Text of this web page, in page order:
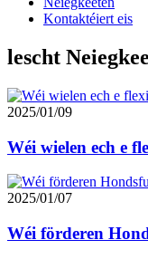
Kontaktéiert eis
lescht
2025/01/09
Wéi wielen ech e
2025/01/07
Wéi förderen